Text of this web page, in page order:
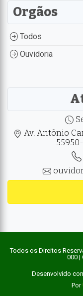
Orgãos
Todos
Ouvidoria
Av. Antônio
Todos os Direitos
000 |
Desenvolvido
Por